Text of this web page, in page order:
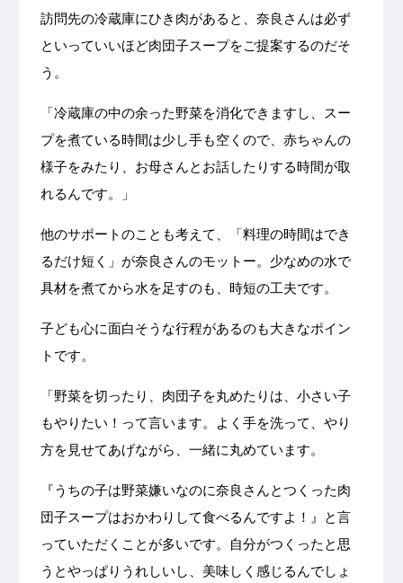
訪問先の冷蔵庫にひき肉があると、奈良さんは必ず
といっていいほど肉団子スープをご提案するのだそ
う。
「冷蔵庫の中の余った野菜を消化できますし、スー
プを煮ている時間は少し手も空くので、赤ちゃんの
様子をみたり、お母さんとお話したりする時間が取
れるんです。」
他のサポートのことも考えて、「料理の時間はでき
るだけ短く」が奈良さんのモットー。少なめの水で
具材を煮てから水を足すのも、時短の工夫です。
子ども心に面白そうな行程があるのも大きなポイン
トです。
「野菜を切ったり、肉団子を丸めたりは、小さい子
もやりたい！って言います。よく手を洗って、やり
方を見せてあげながら、一緒に丸めています。
『うちの子は野菜嫌いなのに奈良さんとつくった肉
団子スープはおかわりして食べるんですよ！』と言
っていただくことが多いです。自分がつくったと思
うとやっぱりうれしいし、美味しく感じるんでしょ